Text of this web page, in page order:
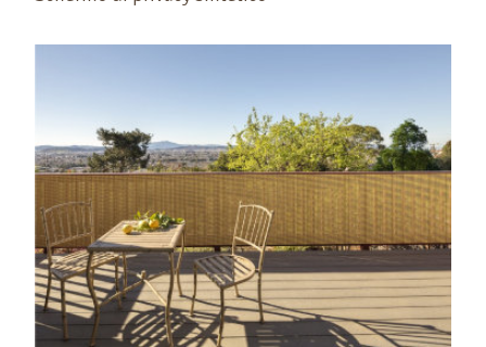
Trascinate il prodotto o il rivenditore nello spazio
vuoto situato a sinistra di questo testo .
Ritrovate i vostri preferiti sulla pagina "I vostri
prodotti preferiti" o cliccando di nuovo sul cuore.